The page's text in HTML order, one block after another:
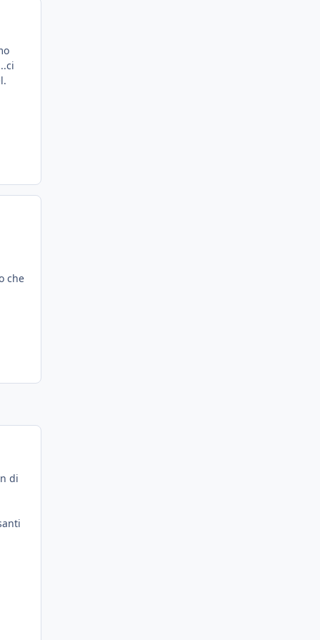
che
di